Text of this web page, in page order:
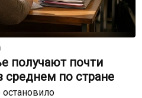
получают почти
по стране